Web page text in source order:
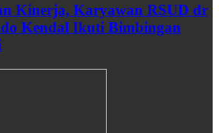
Kinerja, Karyawan RSUD dr
Kendal Ikuti Bimbingan